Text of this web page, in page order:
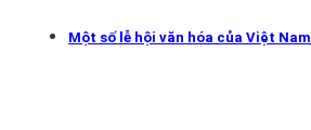
Một số lễ hội văn hóa của Việt Nam